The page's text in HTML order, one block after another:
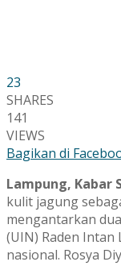
23
SHARES
141
VIEWS
Bagikan di
Lampung, Kabar
kulit jagung
mengantarkan
(UIN) Raden
nasional. Rosya